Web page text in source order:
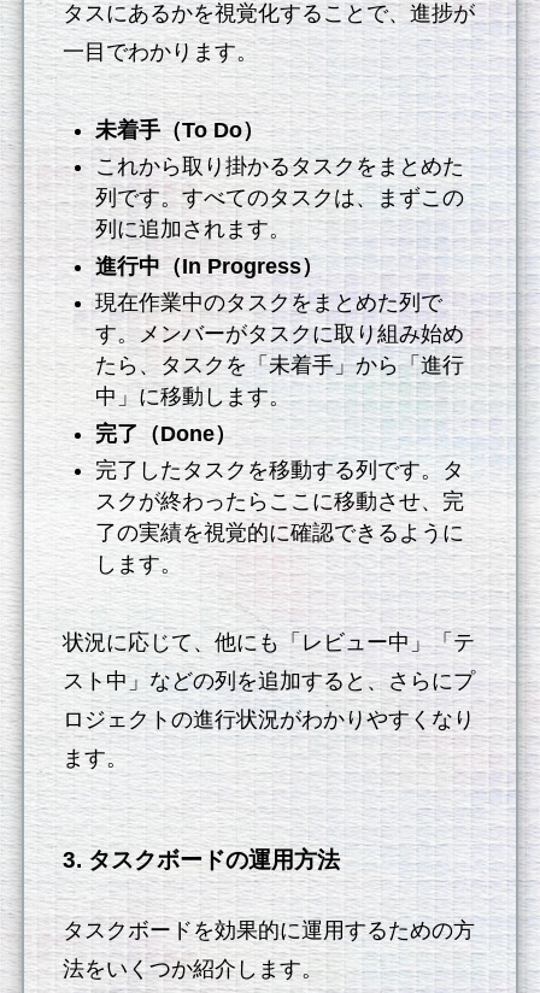
タスにあるかを視覚化することで、進捗が
一目でわかります。
未着手（To Do）
これから取り掛かるタスクをまとめた
列です。すべてのタスクは、まずこの
列に追加されます。
進行中（In Progress）
現在作業中のタスクをまとめた列で
す。メンバーがタスクに取り組み始め
たら、タスクを「未着手」から「進行
中」に移動します。
完了（Done）
完了したタスクを移動する列です。タ
スクが終わったらここに移動させ、完
了の実績を視覚的に確認できるように
します。
状況に応じて、他にも「レビュー中」「テ
スト中」などの列を追加すると、さらにプ
ロジェクトの進行状況がわかりやすくなり
ます。
3. タスクボードの運用方法
タスクボードを効果的に運用するための方
法をいくつか紹介します。